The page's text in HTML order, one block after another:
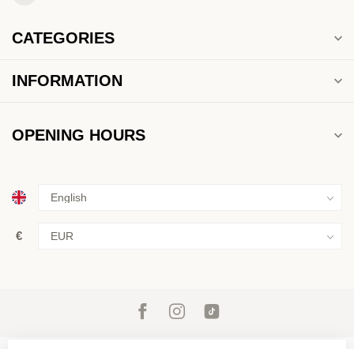
CATEGORIES
INFORMATION
OPENING HOURS
€